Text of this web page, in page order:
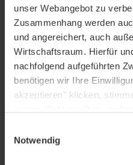
unser Webangebot zu
Zusammenhang werden
und angereichert, auch
Wirtschaftsraum. Hierfür
nachfolgend aufgeführten
benötigen wir Ihre
akzeptieren" klicken,
Einstellungen ändern oder
Notwendig
Produktgruppe
Objektart
Dachform
Farbe
Oberfläche
Objektstil